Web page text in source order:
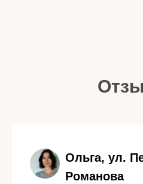
Ольга, ул.
Романова